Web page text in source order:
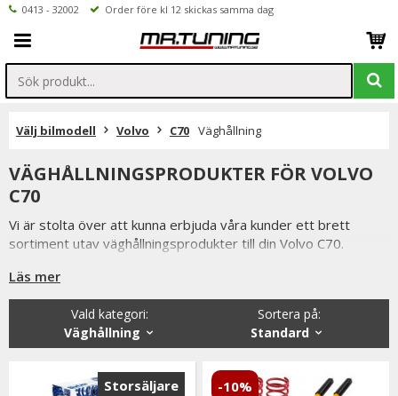
0413 - 32002 Order före kl 12 skickas samma dag
Välj bilmodell Volvo C70 Väghållning
VÄGHÅLLNINGSPRODUKTER FÖR VOLVO
C70
Vi är stolta över att kunna erbjuda våra kunder ett brett
sortiment utav väghållningsprodukter till din Volvo C70.
Så som coilovers, sportchassi, sänkningssatser
Från kända tillverkare så som XYZ, MTS-Technk, Ta-Technik
Läs mer
Sortera på:
Standard
Vald kategori:
Väghållning
Storsäljare -10%